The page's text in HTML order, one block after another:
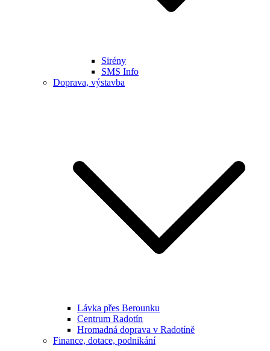
Sirény
SMS Info
Doprava, výstavba
Lávka přes Berounku
Centrum Radotín
Hromadná doprava v Radotíně
Finance, dotace, podnikání